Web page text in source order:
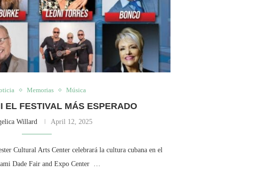
Memorias Música
EL FESTIVAL MÁS ESPERADO
Willard April 12, 2025
Cultural Arts Center celebrará la cultura cubana en el
Dade Fair and Expo Center …